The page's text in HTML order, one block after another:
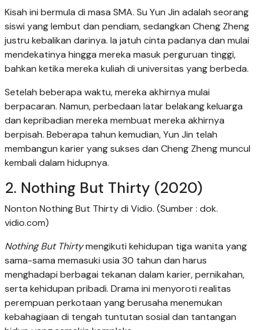
Kisah ini bermula di masa SMA. Su Yun Jin adalah seorang
siswi yang lembut dan pendiam, sedangkan Cheng Zheng
justru kebalikan darinya. Ia jatuh cinta padanya dan mulai
mendekatinya hingga mereka masuk perguruan tinggi,
bahkan ketika mereka kuliah di universitas yang berbeda.
Setelah beberapa waktu, mereka akhirnya mulai
berpacaran. Namun, perbedaan latar belakang keluarga
dan kepribadian mereka membuat mereka akhirnya
berpisah. Beberapa tahun kemudian, Yun Jin telah
membangun karier yang sukses dan Cheng Zheng muncul
kembali dalam hidupnya.
2. Nothing But Thirty (2020)
Nonton Nothing But Thirty di Vidio. (Sumber : dok.
vidio.com)
Nothing But Thirtymengikuti kehidupan tiga wanita yang
sama-sama memasuki usia 30 tahun dan harus
menghadapi berbagai tekanan dalam karier, pernikahan,
serta kehidupan pribadi. Drama ini menyoroti realitas
perempuan perkotaan yang berusaha menemukan
kebahagiaan di tengah tuntutan sosial dan tantangan